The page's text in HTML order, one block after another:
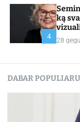
4
ką
28
DABAR POPULIARU